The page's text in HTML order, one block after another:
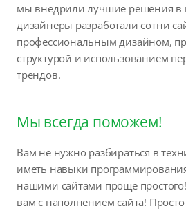
мы внедрили лучшие решения в
дизайнеры разработали сотни
профессиональным дизайном,
структурой и использованием
трендов.
Мы всегда поможем!
Вам не нужно разбираться в
иметь навыки
нашими сайтами проще
вам с наполнением сайта!